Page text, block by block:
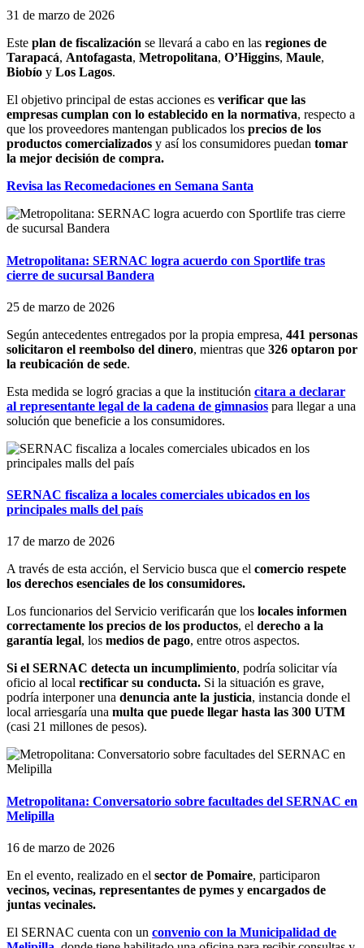
31 de marzo de 2026
Este plan de fiscalización se llevará a cabo en las regiones de
Tarapacá, Antofagasta, Metropolitana, O’Higgins, Maule,
Biobío y Los Lagos.
El objetivo principal de estas acciones es verificar que las
empresas cumplan con lo establecido en la normativa, respecto a
que los proveedores mantengan publicados los precios de los
productos comercializados y así los consumidores puedan tomar
la mejor decisión de compra.
Revisa las Recomedaciones en Semana Santa
Metropolitana: SERNAC logra acuerdo con Sportlife tras
cierre de sucursal Bandera
25 de marzo de 2026
Según antecedentes entregados por la propia empresa, 441 personas
solicitaron el reembolso del dinero, mientras que 326 optaron por
la reubicación de sede.
Esta medida se logró gracias a que la institución citara a declarar
al representante legal de la cadena de gimnasios para llegar a una
solución que beneficie a los consumidores.
SERNAC fiscaliza a locales comerciales ubicados en los
principales malls del país
17 de marzo de 2026
A través de esta acción, el Servicio busca que el comercio respete
los derechos esenciales de los consumidores.
Los funcionarios del Servicio verificarán que los locales informen
correctamente los precios de los productos, el derecho a la
garantía legal, los medios de pago, entre otros aspectos.
Si el SERNAC detecta un incumplimiento, podría solicitar vía
oficio al local rectificar su conducta. Si la situación es grave,
podría interponer una denuncia ante la justicia, instancia donde el
local arriesgaría una multa que puede llegar hasta las 300 UTM
(casi 21 millones de pesos).
Metropolitana: Conversatorio sobre facultades del SERNAC en
Melipilla
16 de marzo de 2026
En el evento, realizado en el sector de Pomaire, participaron
vecinos, vecinas, representantes de pymes y encargados de
juntas vecinales.
El SERNAC cuenta con un convenio con la Municipalidad de